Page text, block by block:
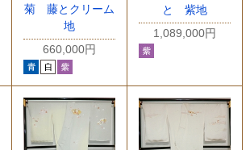
菊 藤とクリーム
地
660,000円
と 紫地
1,089,000円